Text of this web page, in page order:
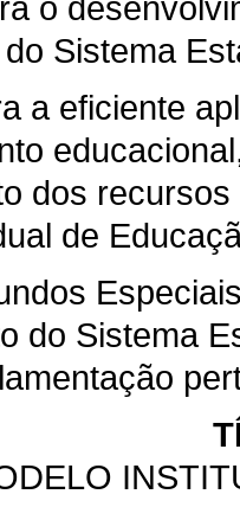
Sistema
a eficiente
dos
de
do Sistema